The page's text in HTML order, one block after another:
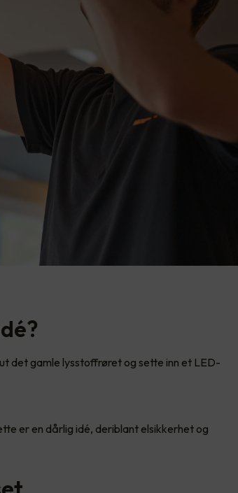
det gamle lysstoffrøret og sette inn et LED-
er en dårlig idé, deriblant elsikkerhet og